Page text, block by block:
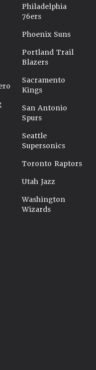
Philadelphia
76ers
Phoenix Suns
Portland Trail
Blazers
Sacramento
Kings
San Antonio
Spurs
Seattle
Supersonics
Toronto Raptors
Utah Jazz
Washington
Wizards